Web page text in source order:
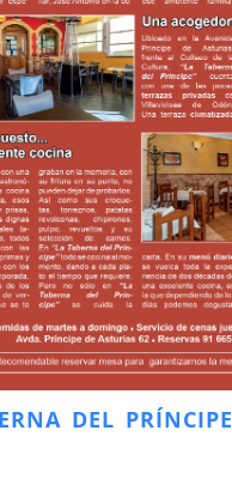
DEL PRÍNCIPE